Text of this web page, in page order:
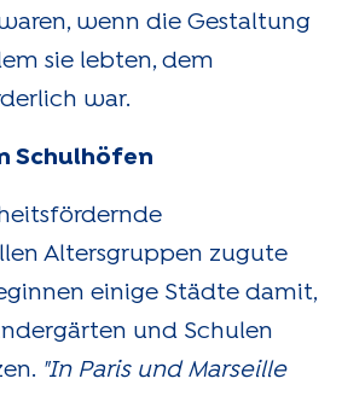
wenn die Gestaltung
sie lebten, dem
war.
Schulhöfen
Altersgruppen zugute
einige Städte damit,
und Schulen
"In Paris und Marseille